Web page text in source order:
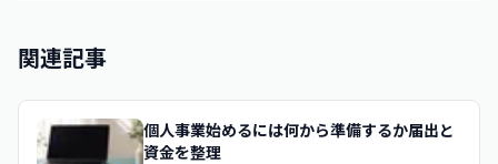
関連記事
個人事業始めるには何から準備するか届出と
資金を整理